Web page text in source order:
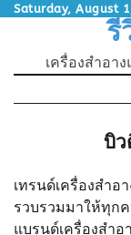
SkipSaturday, August
รี
เครื่องสำอา
บิว
เทรนด์เครื่องสำ
รวบรวมมาให้ทุก
แบรนด์เครื่องสำอ